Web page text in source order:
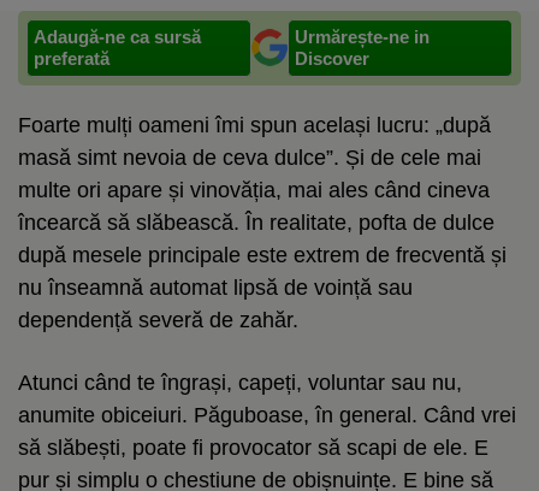
Adaugă-ne ca sursă
preferată
Urmărește-ne in
Discover
Foarte mulți oameni îmi spun același lucru: „după
masă simt nevoia de ceva dulce”. Și de cele mai
multe ori apare și vinovăția, mai ales când cineva
încearcă să slăbească. În realitate, pofta de dulce
după mesele principale este extrem de frecventă și
nu înseamnă automat lipsă de voință sau
dependență severă de zahăr.
Atunci când te îngrași, capeți, voluntar sau nu,
anumite obiceiuri. Păguboase, în general. Când vrei
să slăbești, poate fi provocator să scapi de ele. E
pur și simplu o chestiune de obișnuințe. E bine să